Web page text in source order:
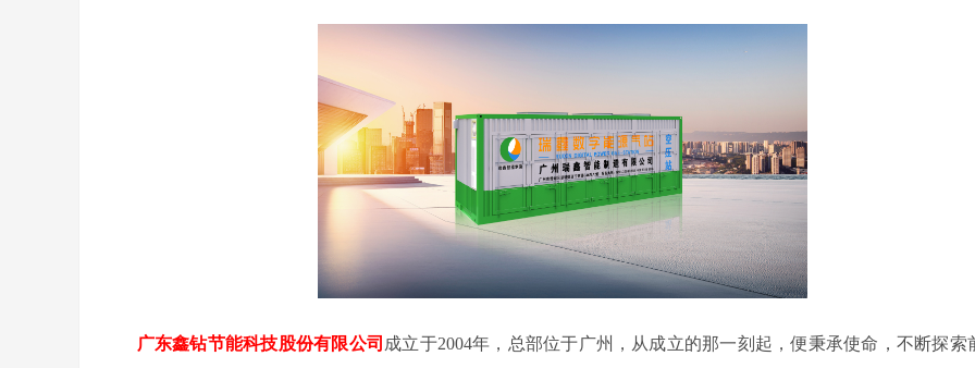
广东鑫钻节能科技股份有限公司 成立于2004年，总部位于广州，从成立的那一刻起，便秉承使命，不断探索